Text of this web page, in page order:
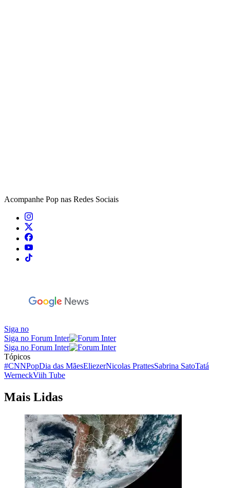
Acompanhe Pop nas Redes Sociais
Siga no
Siga no Forum Inter
Siga no Forum Inter
Tópicos
#CNNPopDia das MãesEliezerNicolas PrattesSabrina SatoTatá
WerneckViih Tube
Mais Lidas